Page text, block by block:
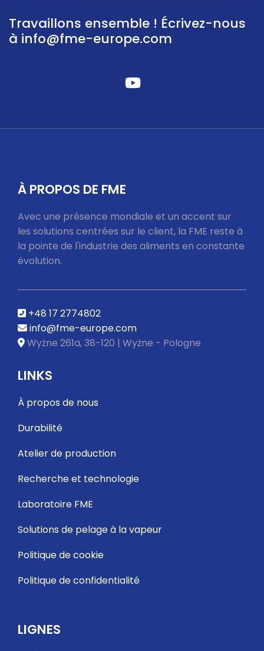
Travaillons ensemble ! Écrivez-nous
à info@fme-europe.com
Youtube
À PROPOS DE FME
Avec une présence mondiale et un accent sur
les solutions centrées sur le client, la FME reste à
la pointe de l'industrie des aliments en constante
évolution.
+48 17 2774802
info@fme-europe.com
Wyżne 261a, 38-120 | Wyżne - Pologne
LINKS
À propos de nous
Durabilité
Atelier de production
Recherche et technologie
Laboratoire FME
Solutions de pelage à la vapeur
Politique de cookie
Politique de confidentialité
LIGNES